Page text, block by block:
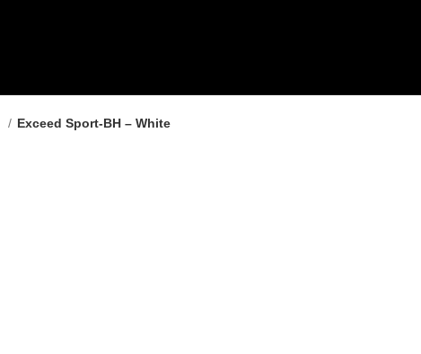
Exceed Sport-BH – White